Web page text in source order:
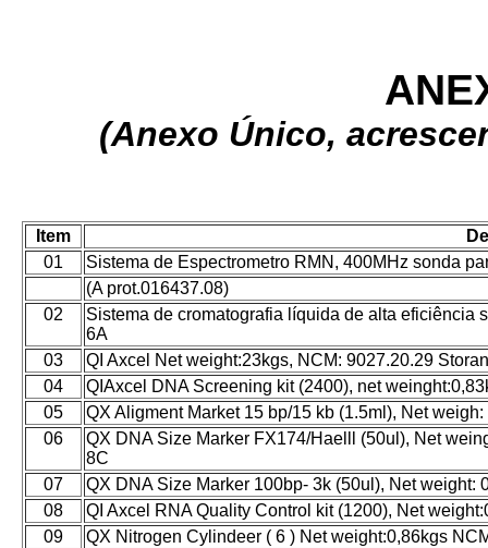
(Anexo Único,
Item
01
Sistema de Espectrometro RMN, 400MHz sonda
(A prot.016437.08)
02
Sistema de cromatografia líquida de alta
6A
03
QI Axcel Net weight:23kgs, NCM: 9027.20.29
04
QIAxcel DNA Screening kit (2400), net
05
QX Aligment Market 15 bp/15 kb (1.5ml), Net
06
QX DNA Size Marker FX174/Haelll (50ul), Net
8C
07
QX DNA Size Marker 100bp- 3k (50ul), Net
08
QI Axcel RNA Quality Control kit (1200), Net
09
QX Nitrogen Cylindeer ( 6 ) Net weight:0,86kgs